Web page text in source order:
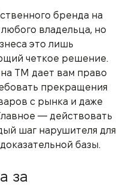
бренда на
владельца, но
это лишь
четкое решение.
ТМ дает вам право
прекращения
с рынка и даже
— действовать
шаг нарушителя для
базы.
за